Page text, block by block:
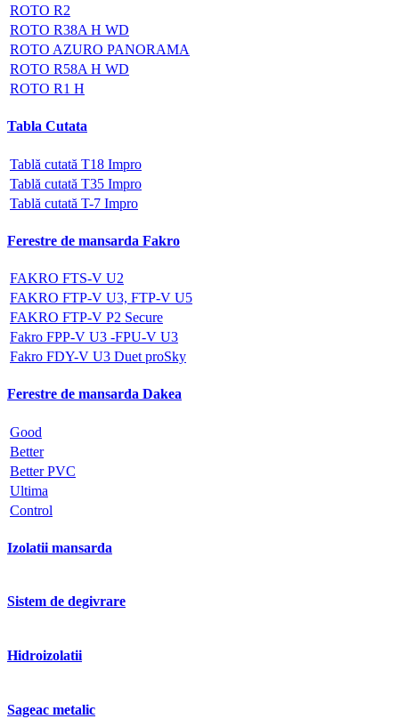
ROTO R2
ROTO R38A H WD
ROTO AZURO PANORAMA
ROTO R58A H WD
ROTO R1 H
Tabla Cutata
Tablă cutată T18 Impro
Tablă cutată T35 Impro
Tablă cutată T-7 Impro
Ferestre de mansarda Fakro
FAKRO FTS-V U2
FAKRO FTP-V U3, FTP-V U5
FAKRO FTP-V P2 Secure
Fakro FPP-V U3 -FPU-V U3
Fakro FDY-V U3 Duet proSky
Ferestre de mansarda Dakea
Good
Better
Better PVC
Ultima
Control
Izolatii mansarda
Sistem de degivrare
Hidroizolatii
Sageac metalic